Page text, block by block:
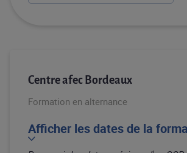
Centre afec Bordeaux
Formation en alternance
Afficher les dates de la